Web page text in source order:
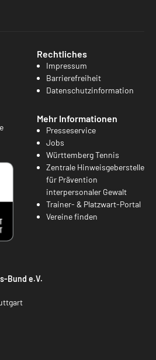
Rechtliches
Impressum
Barrierefreiheit
Datenschutzinformation
Mehr Informationen
Presseservice
Jobs
Württemberg Tennis
Zentrale Hinweisgeberstelle
für Prävention
interpersonaler Gewalt
Trainer- & Platzwart-Portal
Vereine finden
Bund e.V.